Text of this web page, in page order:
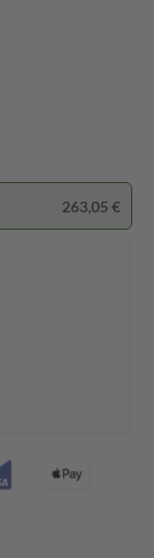
263,05 €